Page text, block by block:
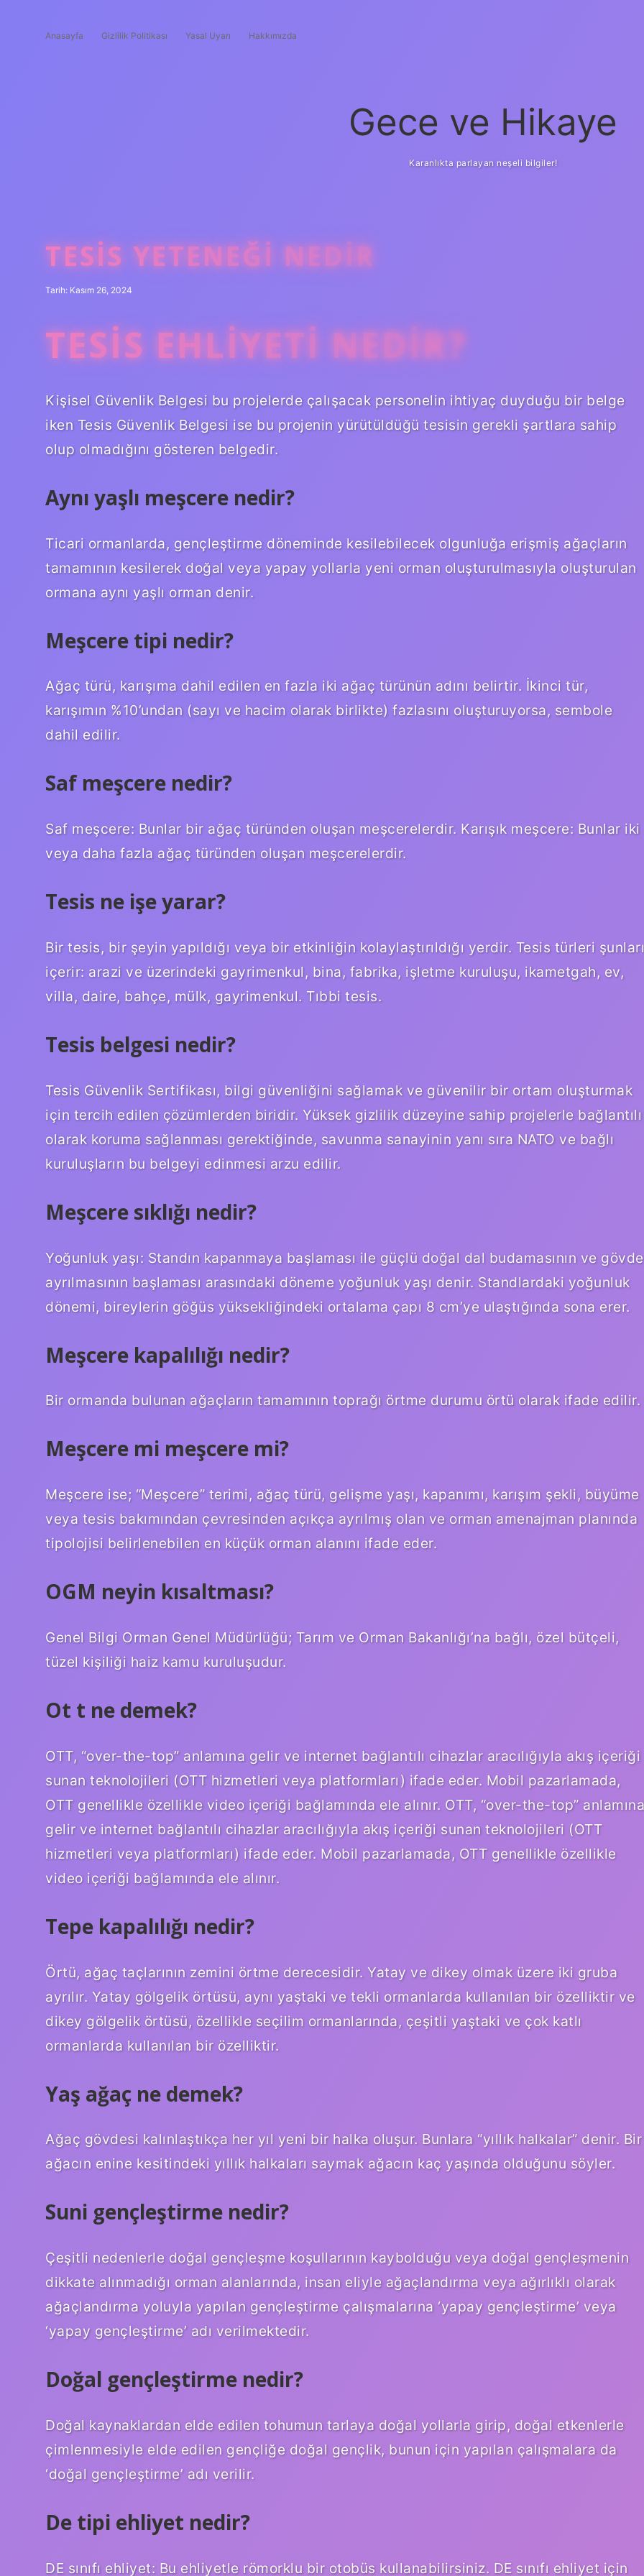
Anasayfa Gizlilik Politikası Yasal Uyarı Hakkımızda
Gece ve Hikaye
Karanlıkta parlayan neşeli bilgiler!
TESIS YETENEĞI NEDIR
Tarih: Kasım 26, 2024
TESIS EHLIYETI NEDIR?
Kişisel Güvenlik Belgesi bu projelerde çalışacak personelin ihtiyaç duyduğu bir belge
iken Tesis Güvenlik Belgesi ise bu projenin yürütüldüğü tesisin gerekli şartlara sahip
olup olmadığını gösteren belgedir.
Aynı yaşlı meşcere nedir?
Ticari ormanlarda, gençleştirme döneminde kesilebilecek olgunluğa erişmiş ağaçların
tamamının kesilerek doğal veya yapay yollarla yeni orman oluşturulmasıyla oluşturulan
ormana aynı yaşlı orman denir.
Meşcere tipi nedir?
Ağaç türü, karışıma dahil edilen en fazla iki ağaç türünün adını belirtir. İkinci tür,
karışımın %10’undan (sayı ve hacim olarak birlikte) fazlasını oluşturuyorsa, sembole
dahil edilir.
Saf meşcere nedir?
Saf meşcere: Bunlar bir ağaç türünden oluşan meşcerelerdir. Karışık meşcere: Bunlar iki
veya daha fazla ağaç türünden oluşan meşcerelerdir.
Tesis ne işe yarar?
Bir tesis, bir şeyin yapıldığı veya bir etkinliğin kolaylaştırıldığı yerdir. Tesis türleri şunları
içerir: arazi ve üzerindeki gayrimenkul, bina, fabrika, işletme kuruluşu, ikametgah, ev,
villa, daire, bahçe, mülk, gayrimenkul. Tıbbi tesis.
Tesis belgesi nedir?
Tesis Güvenlik Sertifikası, bilgi güvenliğini sağlamak ve güvenilir bir ortam oluşturmak
için tercih edilen çözümlerden biridir. Yüksek gizlilik düzeyine sahip projelerle bağlantılı
olarak koruma sağlanması gerektiğinde, savunma sanayinin yanı sıra NATO ve bağlı
kuruluşların bu belgeyi edinmesi arzu edilir.
Meşcere sıklığı nedir?
Yoğunluk yaşı: Standın kapanmaya başlaması ile güçlü doğal dal budamasının ve gövde
ayrılmasının başlaması arasındaki döneme yoğunluk yaşı denir. Standlardaki yoğunluk
dönemi, bireylerin göğüs yüksekliğindeki ortalama çapı 8 cm’ye ulaştığında sona erer.
Meşcere kapalılığı nedir?
Bir ormanda bulunan ağaçların tamamının toprağı örtme durumu örtü olarak ifade edilir.
Meşcere mi meşcere mi?
Meşcere ise; “Meşcere” terimi, ağaç türü, gelişme yaşı, kapanımı, karışım şekli, büyüme
veya tesis bakımından çevresinden açıkça ayrılmış olan ve orman amenajman planında
tipolojisi belirlenebilen en küçük orman alanını ifade eder.
OGM neyin kısaltması?
Genel Bilgi Orman Genel Müdürlüğü; Tarım ve Orman Bakanlığı’na bağlı, özel bütçeli,
tüzel kişiliği haiz kamu kuruluşudur.
Ot t ne demek?
OTT, “over-the-top” anlamına gelir ve internet bağlantılı cihazlar aracılığıyla akış içeriği
sunan teknolojileri (OTT hizmetleri veya platformları) ifade eder. Mobil pazarlamada,
OTT genellikle özellikle video içeriği bağlamında ele alınır. OTT, “over-the-top” anlamına
gelir ve internet bağlantılı cihazlar aracılığıyla akış içeriği sunan teknolojileri (OTT
hizmetleri veya platformları) ifade eder. Mobil pazarlamada, OTT genellikle özellikle
video içeriği bağlamında ele alınır.
Tepe kapalılığı nedir?
Örtü, ağaç taçlarının zemini örtme derecesidir. Yatay ve dikey olmak üzere iki gruba
ayrılır. Yatay gölgelik örtüsü, aynı yaştaki ve tekli ormanlarda kullanılan bir özelliktir ve
dikey gölgelik örtüsü, özellikle seçilim ormanlarında, çeşitli yaştaki ve çok katlı
ormanlarda kullanılan bir özelliktir.
Yaş ağaç ne demek?
Ağaç gövdesi kalınlaştıkça her yıl yeni bir halka oluşur. Bunlara “yıllık halkalar” denir. Bir
ağacın enine kesitindeki yıllık halkaları saymak ağacın kaç yaşında olduğunu söyler.
Suni gençleştirme nedir?
Çeşitli nedenlerle doğal gençleşme koşullarının kaybolduğu veya doğal gençleşmenin
dikkate alınmadığı orman alanlarında, insan eliyle ağaçlandırma veya ağırlıklı olarak
ağaçlandırma yoluyla yapılan gençleştirme çalışmalarına ‘yapay gençleştirme’ veya
‘yapay gençleştirme’ adı verilmektedir.
Doğal gençleştirme nedir?
Doğal kaynaklardan elde edilen tohumun tarlaya doğal yollarla girip, doğal etkenlerle
çimlenmesiyle elde edilen gençliğe doğal gençlik, bunun için yapılan çalışmalara da
‘doğal gençleştirme’ adı verilir.
De tipi ehliyet nedir?
DE sınıfı ehliyet: Bu ehliyetle römorklu bir otobüs kullanabilirsiniz. DE sınıfı ehliyet için